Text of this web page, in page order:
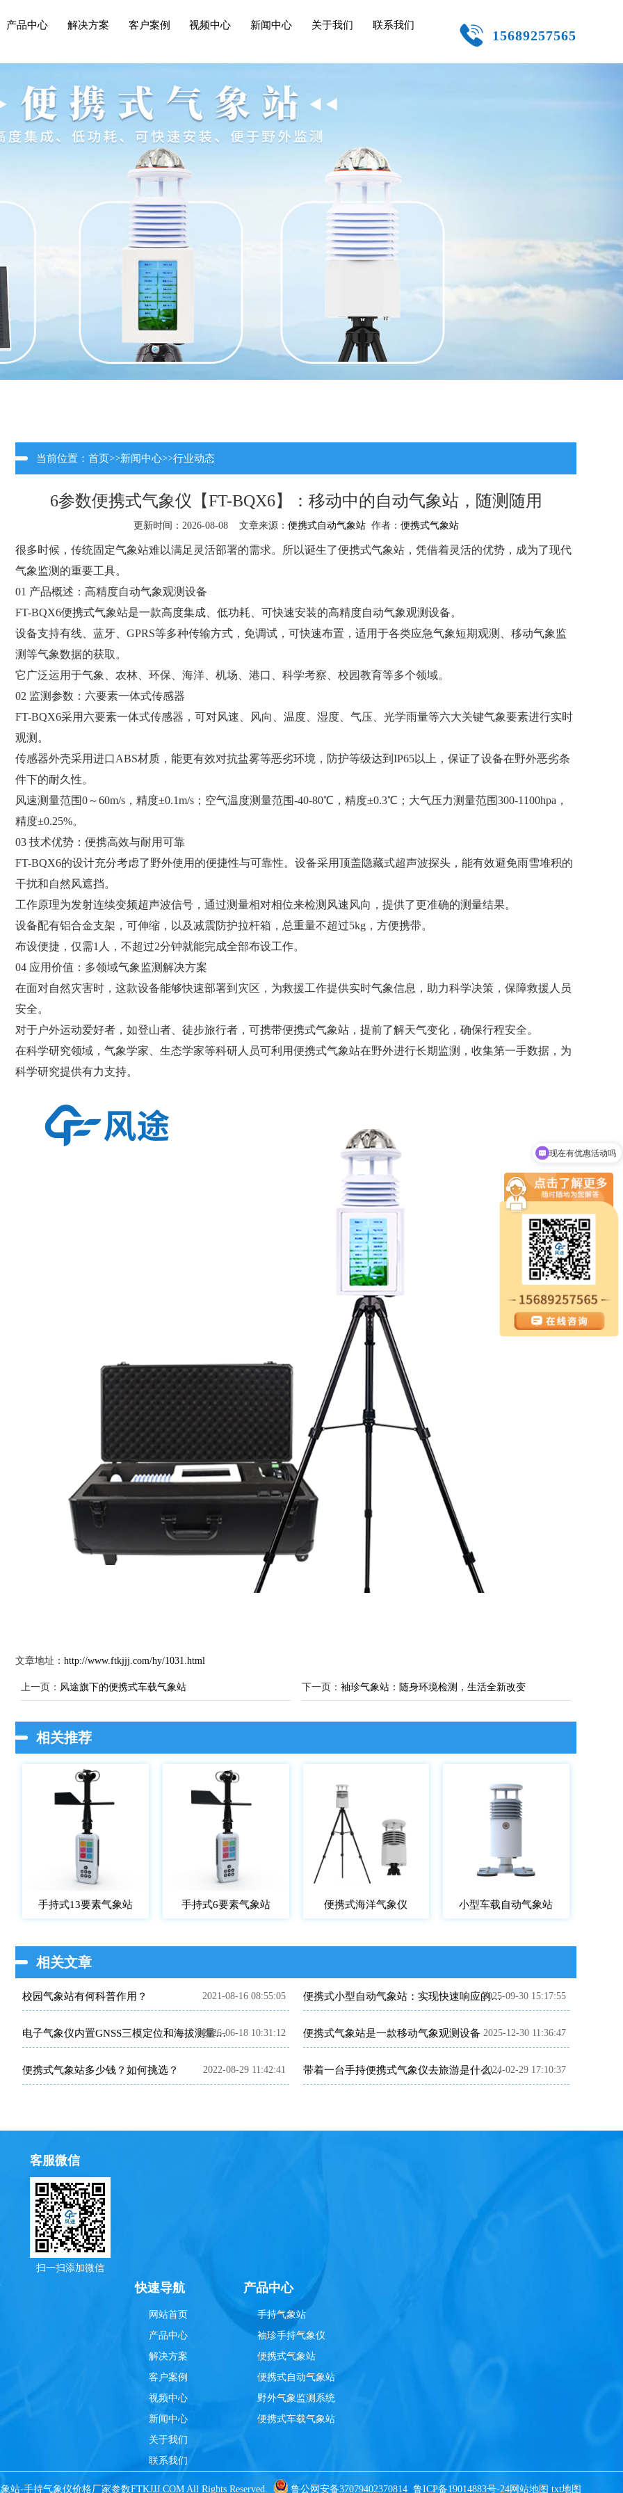
15689257565
产品中心 解决方案 客户案例 视频中心 新闻中心 关于我们 联系我们
当前位置：首页>>新闻中心>>行业动态
6参数便携式气象仪【FT-BQX6】：移动中的自动气象站，随测随用
更新时间：2026-08-08 文章来源： 便携式自动气象站作者： 便携式气象站
很多时候，传统固定气象站难以满足灵活部署的需求。所以诞生了便携式气象站，凭借着灵活的优势，成为了现代
气象监测的重要工具。
01 产品概述：高精度自动气象观测设备
FT-BQX6便携式气象站是一款高度集成、低功耗、可快速安装的高精度自动气象观测设备。
设备支持有线、蓝牙、GPRS等多种传输方式，免调试，可快速布置，适用于各类应急气象短期观测、移动气象监
测等气象数据的获取。
它广泛运用于气象、农林、环保、海洋、机场、港口、科学考察、校园教育等多个领域。
02 监测参数：六要素一体式传感器
FT-BQX6采用六要素一体式传感器，可对风速、风向、温度、湿度、气压、光学雨量等六大关键气象要素进行实时
观测。
传感器外壳采用进口ABS材质，能更有效对抗盐雾等恶劣环境，防护等级达到IP65以上，保证了设备在野外恶劣条
件下的耐久性。
风速测量范围0～60m/s，精度±0.1m/s；空气温度测量范围-40-80℃，精度±0.3℃；大气压力测量范围300-1100hpa，
精度±0.25%。
03 技术优势：便携高效与耐用可靠
FT-BQX6的设计充分考虑了野外使用的便捷性与可靠性。设备采用顶盖隐藏式超声波探头，能有效避免雨雪堆积的
干扰和自然风遮挡。
工作原理为发射连续变频超声波信号，通过测量相对相位来检测风速风向，提供了更准确的测量结果。
设备配有铝合金支架，可伸缩，以及减震防护拉杆箱，总重量不超过5kg，方便携带。
布设便捷，仅需1人，不超过2分钟就能完成全部布设工作。
04 应用价值：多领域气象监测解决方案
在面对自然灾害时，这款设备能够快速部署到灾区，为救援工作提供实时气象信息，助力科学决策，保障救援人员
安全。
对于户外运动爱好者，如登山者、徒步旅行者，可携带便携式气象站，提前了解天气变化，确保行程安全。
在科学研究领域，气象学家、生态学家等科研人员可利用便携式气象站在野外进行长期监测，收集第一手数据，为
科学研究提供有力支持。
文章地址：http://www.ftkjjj.com/hy/1031.html
上一页： 风途旗下的便携式车载气象站 下一页： 袖珍气象站：随身环境检测，生活全新改变
相关推荐
手持式13要素气象站 手持式6要素气象站 便携式海洋气象仪 小型车载自动气象站
相关文章
校园气象站有何科普作用？ 2021-08-16 08:55:05 便携式小型自动气象站：实现快速响应的机动气象观测
2025-09-30 15:17:55
电子气象仪内置GNSS三模定位和海拔测量功能便于户外携带使用
2026-06-18 10:31:12 便携式气象站是一款移动气象观测设备 2025-12-30 11:36:47
便携式气象站多少钱？如何挑选？ 2022-08-29 11:42:41 带着一台手持便携式气象仪去旅游是什么体验？
2024-02-29 17:10:37
客服微信
扫一扫添加微信
快速导航
网站首页
产品中心
解决方案
客户案例
视频中心
新闻中心
关于我们
联系我们
产品中心
手持气象站
袖珍手持气象仪
便携式气象站
便携式自动气象站
野外气象监测系统
便携式车载气象站
-手持气象仪价格厂家参数FTKJJJ.COM All Rights Reserved. 鲁公网安备37079402370814 鲁ICP备19014883号-24网站地图 txt地图
现在有优惠活动吗